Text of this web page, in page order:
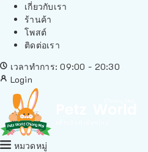
เกี่ยวกับเรา
ร้านค้า
โพสต์
ติดต่อเรา
เวลาทำการ: 09:00 - 20:30
Login
หมวดหมู่